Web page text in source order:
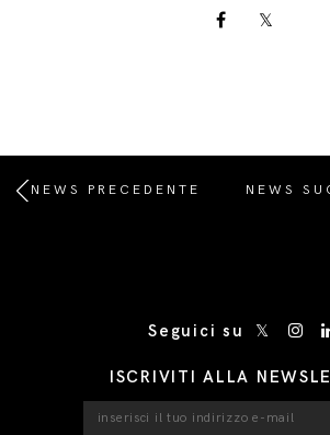
NEWS PRECEDENTE NEWS
Seguici su
ISCRIVITI ALLA